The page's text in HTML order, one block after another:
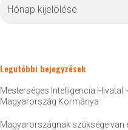
Legutóbbi bejegyzések
Mesterséges Intelligencia Hivatal
Magyarország Kormánya
Magyarországnak szüksége van